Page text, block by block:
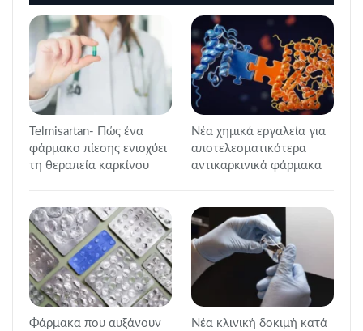
Telmisartan- Πώς ένα
φάρμακο πίεσης ενισχύει
τη θεραπεία καρκίνου
Νέα χημικά εργαλεία για
αποτελεσματικότερα
αντικαρκινικά φάρμακα
Φάρμακα που αυξάνουν
Νέα κλινική δοκιμή κατά